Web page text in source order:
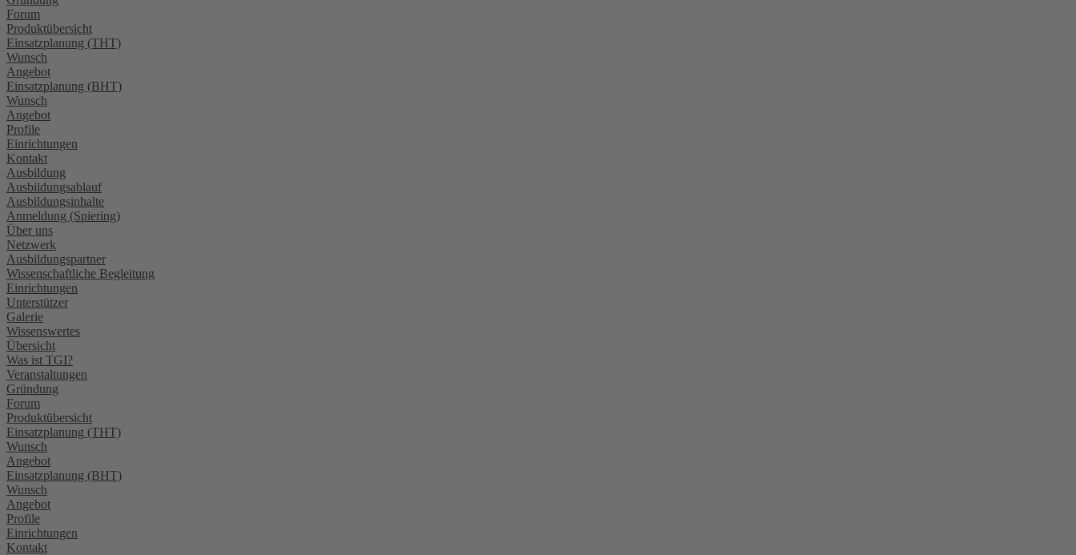
Forum
Produktübersicht
Einsatzplanung (THT)
Wunsch
Angebot
Einsatzplanung (BHT)
Wunsch
Angebot
Profile
Einrichtungen
Kontakt
Ausbildung
Ausbildungsablauf
Ausbildungsinhalte
Anmeldung (Spiering)
Über uns
Netzwerk
Ausbildungspartner
Wissenschaftliche Begleitung
Einrichtungen
Unterstützer
Galerie
Wissenswertes
Übersicht
Was ist TGI?
Veranstaltungen
Gründung
Forum
Produktübersicht
Einsatzplanung (THT)
Wunsch
Angebot
Einsatzplanung (BHT)
Wunsch
Angebot
Profile
Einrichtungen
Kontakt